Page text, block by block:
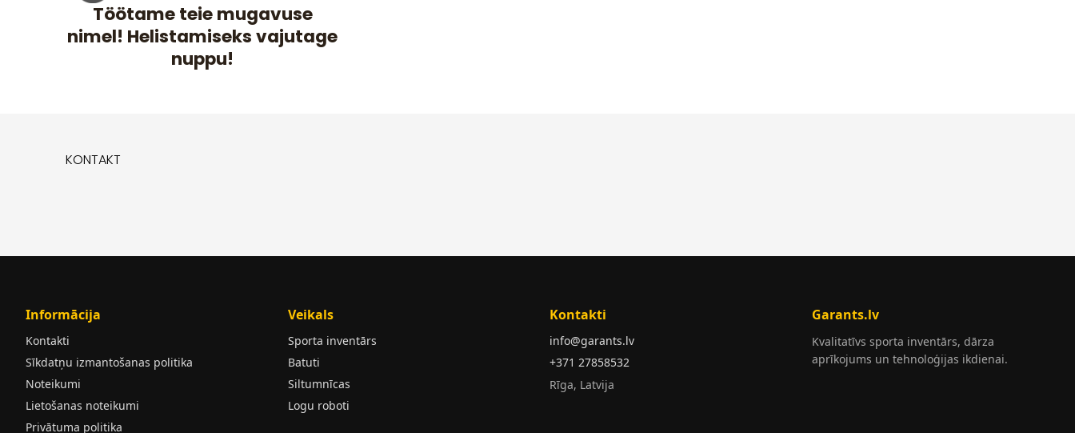
Töötame teie mugavuse
nimel! Helistamiseks vajutage
nuppu!
KONTAKT
Informācija
Kontakti
Sīkdatņu izmantošanas politika
Noteikumi
Lietošanas noteikumi
Privātuma politika
Veikals
Sporta inventārs
Batuti
Siltumnīcas
Logu roboti
Kontakti
info@garants.lv
+371 27858532
Rīga, Latvija
Garants.lv
Kvalitatīvs sporta inventārs, dārza
aprīkojums un tehnoloģijas ikdienai.